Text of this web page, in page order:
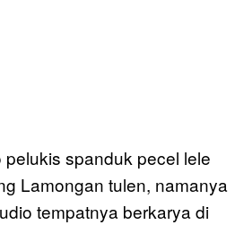
spanduk pecel lele
Lamongan tulen, namanya
tempatnya berkarya di